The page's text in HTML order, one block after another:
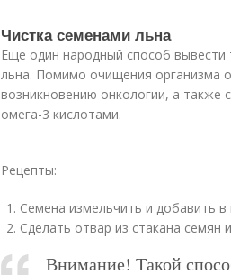
Чистка семенами льна
Еще один народный способ
льна. Помимо очищения организма
возникновению онкологии, а
омега-3 кислотами.
Рецепты:
Семена измельчить и добавить
Сделать отвар из стакана семян
Внимание! Такой